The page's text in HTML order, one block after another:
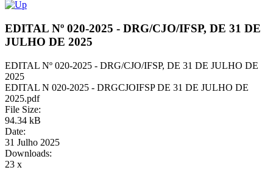
EDITAL Nº 020-2025 - DRG/CJO/IFSP, DE 31 DE
JULHO DE 2025
EDITAL Nº 020-2025 - DRG/CJO/IFSP, DE 31 DE JULHO DE
2025
EDITAL N 020-2025 - DRGCJOIFSP DE 31 DE JULHO DE
2025.pdf
File Size:
94.34 kB
Date:
31 Julho 2025
Downloads:
23 x